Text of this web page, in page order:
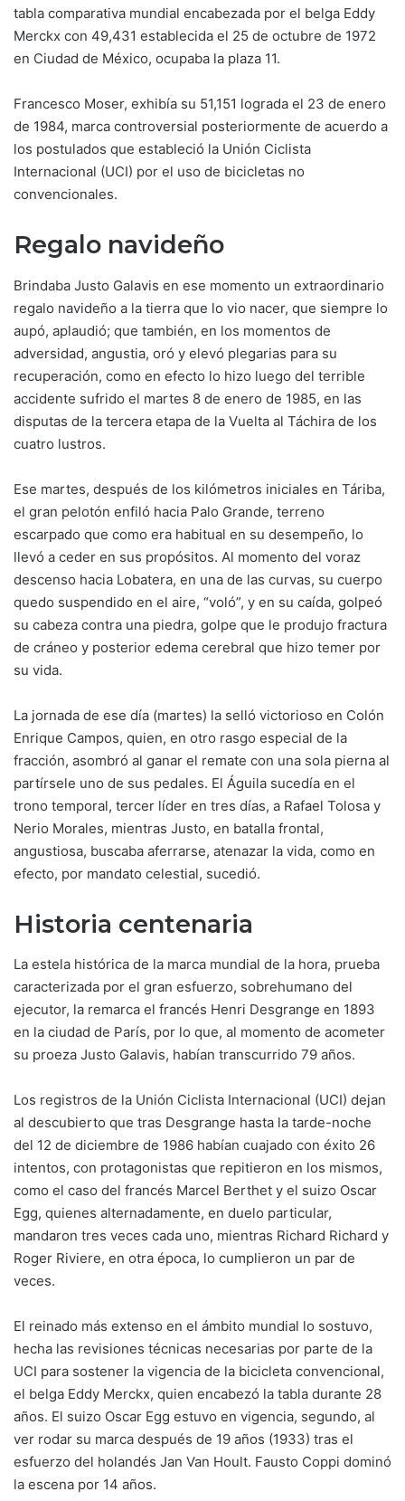
tabla comparativa mundial encabezada por el belga Eddy
Merckx con 49,431 establecida el 25 de octubre de 1972
en Ciudad de México, ocupaba la plaza 11.
Francesco Moser, exhibía su 51,151 lograda el 23 de enero
de 1984, marca controversial posteriormente de acuerdo a
los postulados que estableció la Unión Ciclista
Internacional (UCI) por el uso de bicicletas no
convencionales.
Regalo navideño
Brindaba Justo Galavis en ese momento un extraordinario
regalo navideño a la tierra que lo vio nacer, que siempre lo
aupó, aplaudió; que también, en los momentos de
adversidad, angustia, oró y elevó plegarias para su
recuperación, como en efecto lo hizo luego del terrible
accidente sufrido el martes 8 de enero de 1985, en las
disputas de la tercera etapa de la Vuelta al Táchira de los
cuatro lustros.
Ese martes, después de los kilómetros iniciales en Táriba,
el gran pelotón enfiló hacia Palo Grande, terreno
escarpado que como era habitual en su desempeño, lo
llevó a ceder en sus propósitos. Al momento del voraz
descenso hacia Lobatera, en una de las curvas, su cuerpo
quedo suspendido en el aire, “voló”, y en su caída, golpeó
su cabeza contra una piedra, golpe que le produjo fractura
de cráneo y posterior edema cerebral que hizo temer por
su vida.
La jornada de ese día (martes) la selló victorioso en Colón
Enrique Campos, quien, en otro rasgo especial de la
fracción, asombró al ganar el remate con una sola pierna al
partírsele uno de sus pedales. El Águila sucedía en el
trono temporal, tercer líder en tres días, a Rafael Tolosa y
Nerio Morales, mientras Justo, en batalla frontal,
angustiosa, buscaba aferrarse, atenazar la vida, como en
efecto, por mandato celestial, sucedió.
Historia centenaria
La estela histórica de la marca mundial de la hora, prueba
caracterizada por el gran esfuerzo, sobrehumano del
ejecutor, la remarca el francés Henri Desgrange en 1893
en la ciudad de París, por lo que, al momento de acometer
su proeza Justo Galavis, habían transcurrido 79 años.
Los registros de la Unión Ciclista Internacional (UCI) dejan
al descubierto que tras Desgrange hasta la tarde-noche
del 12 de diciembre de 1986 habían cuajado con éxito 26
intentos, con protagonistas que repitieron en los mismos,
como el caso del francés Marcel Berthet y el suizo Oscar
Egg, quienes alternadamente, en duelo particular,
mandaron tres veces cada uno, mientras Richard Richard y
Roger Riviere, en otra época, lo cumplieron un par de
veces.
El reinado más extenso en el ámbito mundial lo sostuvo,
hecha las revisiones técnicas necesarias por parte de la
UCI para sostener la vigencia de la bicicleta convencional,
el belga Eddy Merckx, quien encabezó la tabla durante 28
años. El suizo Oscar Egg estuvo en vigencia, segundo, al
ver rodar su marca después de 19 años (1933) tras el
esfuerzo del holandés Jan Van Hoult. Fausto Coppi dominó
la escena por 14 años.